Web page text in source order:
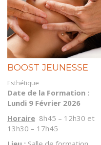
BOOST JEUNESSE
Esthétique
Date de la Formation :
Lundi 9 Février 2026
Horaire 8h45 – 12h30 et
13h30 – 17h45